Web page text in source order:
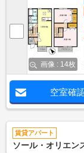
画像 : 14枚
空室確
賃貸アパート
ソール・オリエン